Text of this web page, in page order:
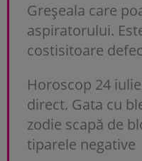
Greșeala care
aspiratorului.
costisitoare
Horoscop 24
direct. Gata cu
zodie scapă de
tiparele negative